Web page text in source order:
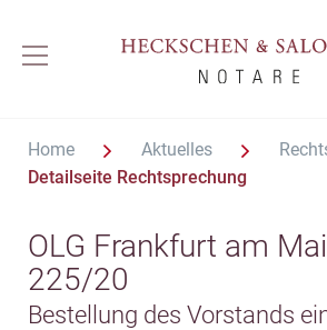
Home Aktuelles
Detailseite Rechtsprechung
OLG Frankfurt am
225/20
Bestellung des Vorstands